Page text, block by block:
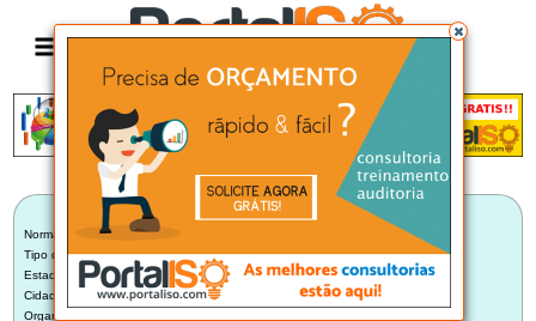
LISTA BRASILEIRA DE AUDITORIAS
Norma:
Selecionar Norma
Tipo de Auditoria:
Auditoria Externa de Certificadora
Estado:
Santa Catarina (4)
Cidade:
Joinville/SC (1)
Organização: